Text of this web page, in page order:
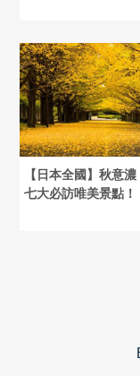
【日本全國】秋意
七大必訪唯美景點！